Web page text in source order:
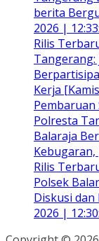
berita
2026 |
Rilis
Tangerang:
Kerja
Polresta
Balaraja
Kebugaran,
Rilis
Polsek
Diskusi
2026 |